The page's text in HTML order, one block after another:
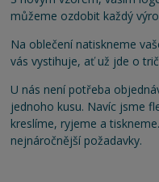
můžeme ozdobit každý
Na oblečení natiskneme
vás vystihuje, ať už jde o
U nás není potřeba
jednoho kusu. Navíc jsme
kreslíme, ryjeme a
nejnáročnější požadavky.